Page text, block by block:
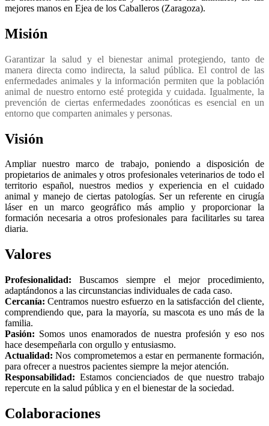
mejores manos en Ejea de los Caballeros (Zaragoza).
Misión
Garantizar la salud y el bienestar animal protegiendo, tanto de
manera directa como indirecta, la salud pública. El control de las
enfermedades animales y la información permiten que la población
animal de nuestro entorno esté protegida y cuidada. Igualmente, la
prevención de ciertas enfermedades zoonóticas es esencial en un
entorno que comparten animales y personas.
Visión
Ampliar nuestro marco de trabajo, poniendo a disposición de
propietarios de animales y otros profesionales veterinarios de todo el
territorio español, nuestros medios y experiencia en el cuidado
animal y manejo de ciertas patologías. Ser un referente en cirugía
láser en un marco geográfico más amplio y proporcionar la
formación necesaria a otros profesionales para facilitarles su tarea
diaria.
Valores
Profesionalidad: Buscamos siempre el mejor procedimiento,
adaptándonos a las circunstancias individuales de cada caso.
Cercanía: Centramos nuestro esfuerzo en la satisfacción del cliente,
comprendiendo que, para la mayoría, su mascota es uno más de la
familia.
Pasión: Somos unos enamorados de nuestra profesión y eso nos
hace desempeñarla con orgullo y entusiasmo.
Actualidad: Nos comprometemos a estar en permanente formación,
para ofrecer a nuestros pacientes siempre la mejor atención.
Responsabilidad: Estamos concienciados de que nuestro trabajo
repercute en la salud pública y en el bienestar de la sociedad.
Colaboraciones